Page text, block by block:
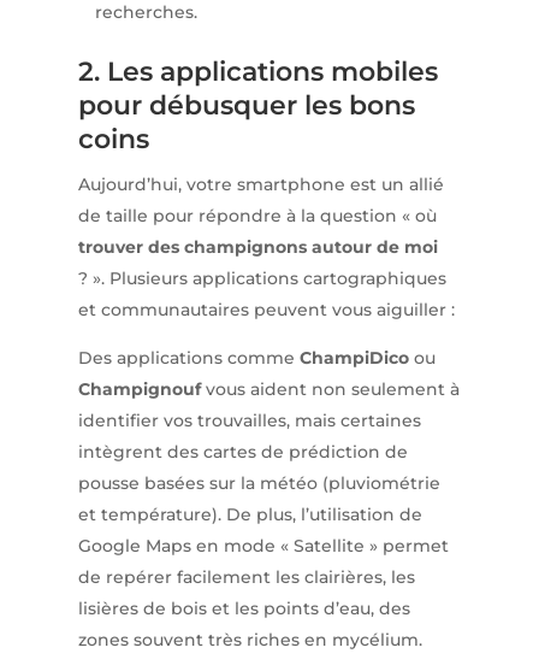
recherches.
2. Les applications mobiles
pour débusquer les bons
coins
Aujourd’hui, votre smartphone est un allié
de taille pour répondre à la question « où
trouver des champignons autour de moi
? ». Plusieurs applications cartographiques
et communautaires peuvent vous aiguiller :
Des applications comme ChampiDicoou
Champignoufvous aident non seulement à
identifier vos trouvailles, mais certaines
intègrent des cartes de prédiction de
pousse basées sur la météo (pluviométrie
et température). De plus, l’utilisation de
Google Maps en mode « Satellite » permet
de repérer facilement les clairières, les
lisières de bois et les points d’eau, des
zones souvent très riches en mycélium.